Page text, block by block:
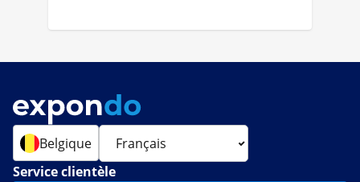
Belgique
Service clientèle